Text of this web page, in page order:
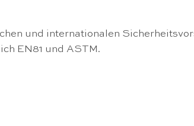
und internationalen
EN81 und ASTM.